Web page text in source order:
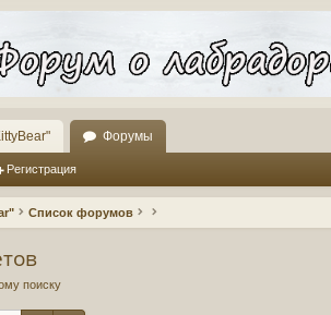
Форумы
Регистрация
Список форумов
поиску